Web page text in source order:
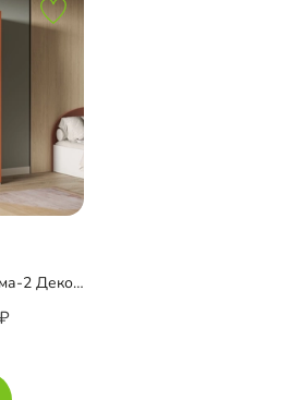
Распашной шкаф Лесама-2 Декор 1